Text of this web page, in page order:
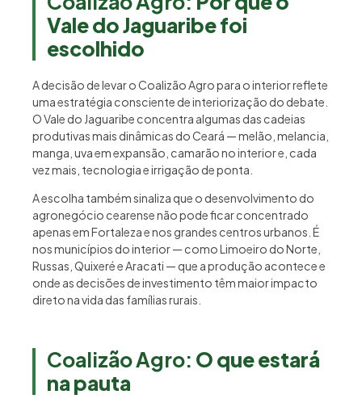
Vale do Jaguaribe foi
escolhido
A decisão de levar o Coalizão Agro para o interior reflete
uma estratégia consciente de interiorização do debate.
O Vale do Jaguaribe concentra algumas das cadeias
produtivas mais dinâmicas do Ceará — melão, melancia,
manga, uva em expansão, camarão no interior e, cada
vez mais, tecnologia e irrigação de ponta.
A escolha também sinaliza que o desenvolvimento do
agronegócio cearense não pode ficar concentrado
apenas em Fortaleza e nos grandes centros urbanos. É
nos municípios do interior — como Limoeiro do Norte,
Russas, Quixeré e Aracati — que a produção acontece e
onde as decisões de investimento têm maior impacto
direto na vida das famílias rurais.
Coalizão Agro: O que estará
na pauta